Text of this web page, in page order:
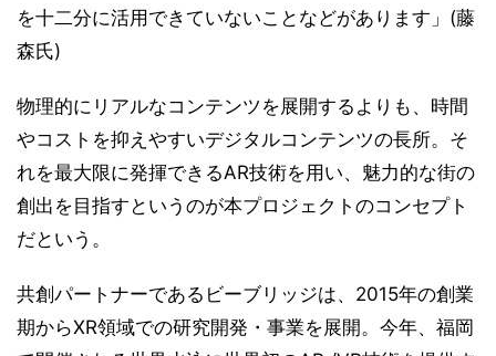
を十二分に活用できていないことなどがあります」(藤
森氏)
物理的にリアルなコンテンツを展開するよりも、時間
やコストを抑えやすいデジタルコンテンツの長所。そ
れを最大限に発揮できるAR技術を用い、魅力的な街の
創出を目指すというのが本プロジェクトのコンセプト
だという。
共創パートナーであるビーブリッジは、2015年の創業
期からXR領域での研究開発・事業を展開。今年、福岡